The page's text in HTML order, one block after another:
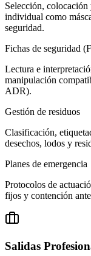
Selección,
individual como
seguridad.
Fichas de seguridad
Lectura e
manipulación
ADR).
Gestión de residuos
Clasificación,
desechos, lodos y
Planes de emergencia
Protocolos de
fijos y contención
Salidas